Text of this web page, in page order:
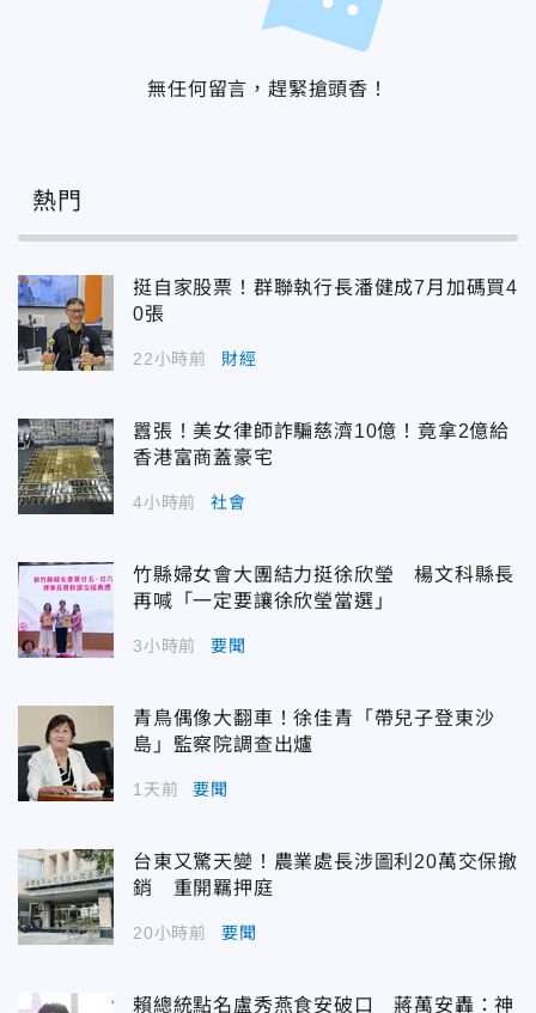
無任何留言，趕緊搶頭香！
熱門
挺自家股票！群聯執行長潘健成7月加碼買4
0張
22小時前 財經
囂張！美女律師詐騙慈濟10億！竟拿2億給
香港富商蓋豪宅
4小時前 社會
竹縣婦女會大團結力挺徐欣瑩 楊文科縣長
再喊「一定要讓徐欣瑩當選」
3小時前 要聞
青鳥偶像大翻車！徐佳青「帶兒子登東沙
島」監察院調查出爐
1天前 要聞
台東又驚天變！農業處長涉圖利20萬交保撤
銷 重開羈押庭
20小時前 要聞
賴總統點名盧秀燕食安破口 蔣萬安轟：神